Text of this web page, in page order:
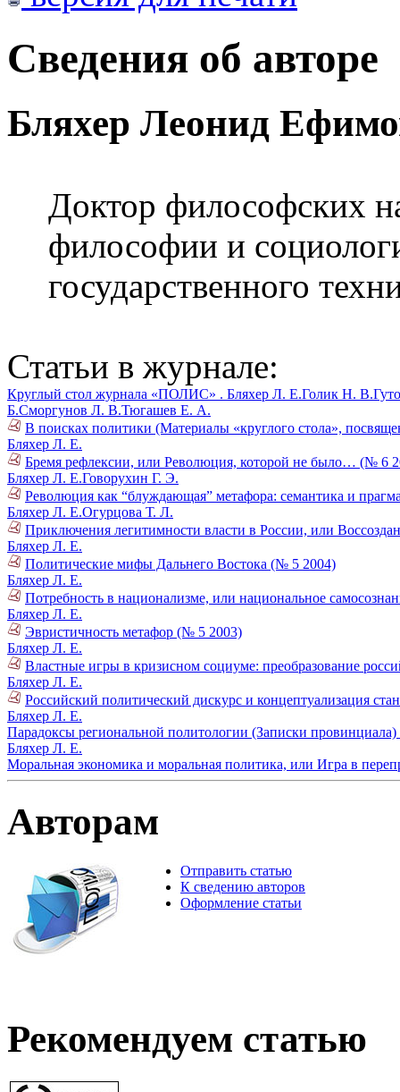
Сведения об авторе
Бляхер Леонид
Доктор философских
философии и
государственного
Статьи в журнале:
Круглый стол журнала «ПОЛИС» . Бляхер Л. Е.Голик Н. В.
Б.Сморгунов Л. В.Тюгашев Е. А.
В поисках политики (Материалы «круглого стола»,
Бляхер Л. Е.
Бремя рефлексии, или Революция, которой не было… (№ 6
Бляхер Л. Е.Говорухин Г. Э.
Революция как “блуждающая” метафора: семантика и
Бляхер Л. Е.Огурцова Т. Л.
Приключения легитимности власти в России, или
Бляхер Л. Е.
Политические мифы Дальнего Востока (№ 5 2004)
Бляхер Л. Е.
Потребность в национализме, или национальное
Бляхер Л. Е.
Эвристичность метафор (№ 5 2003)
Бляхер Л. Е.
Властные игры в кризисном социуме: преобразование
Бляхер Л. Е.
Российский политический дискурс и концептуализация
Бляхер Л. Е.
Парадоксы региональной политологии (Записки
Бляхер Л. Е.
Моральная экономика и моральная политика, или Игра в
Авторам
Отправить статью
К сведению авторов
Оформление статьи
Рекомендуем статью